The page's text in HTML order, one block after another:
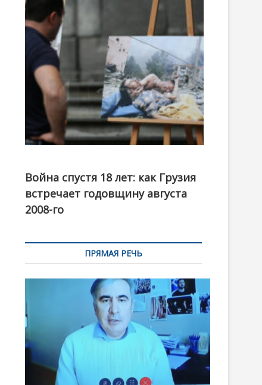
o
n
канал
Война спустя 18 лет: как Грузия
встречает годовщину августа
2008-го
ПРЯМАЯ РЕЧЬ